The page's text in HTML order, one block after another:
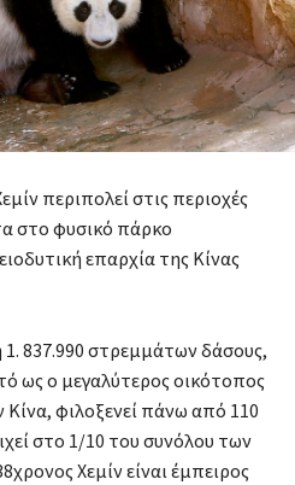
περιπολεί στις περιοχές
στο φυσικό πάρκο
επαρχία της Κίνας
837.990 στρεμμάτων δάσους,
ως ο μεγαλύτερος οικότοπος
φιλοξενεί πάνω από 110
στο 1/10 του συνόλου των
Χεμίν είναι έμπειρος